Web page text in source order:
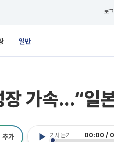
로
일반
장 가속…“일
기사 듣기 00:00 /
추가